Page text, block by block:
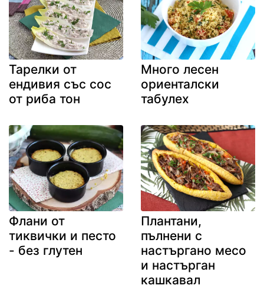
Тарелки от
ендивия със сос
от риба тон
Много лесен
ориенталски
табулех
Флани от
тиквички и песто
- без глутен
Плантани,
пълнени с
настъргано месо
и настърган
кашкавал